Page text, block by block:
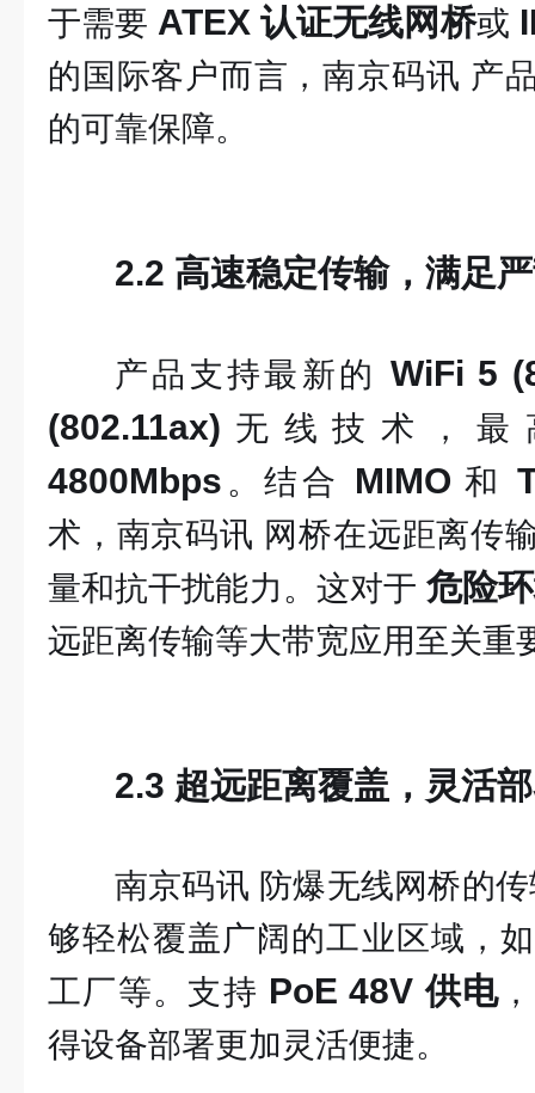
于需要 ATEX 认证无线网桥或
的国际客户而言，南京码讯 产
的可靠保障。
2.2 高速稳定传输，满足
产品支持最新的 WiFi 5
(802.11ax) 无线技术，最
4800Mbps 。结合 MIMO和
术，南京码讯 网桥在远距离传
量和抗干扰能力。这对于危险
远距离传输等大带宽应用至关重
2.3 超远距离覆盖，灵活
南京码讯 防爆无线网桥的
够轻松覆盖广阔的工业区域，
工厂等。支持 PoE 48V 供电
得设备部署更加灵活便捷。